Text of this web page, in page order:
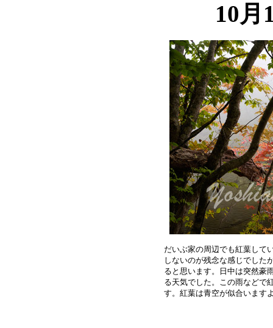
10月
だいぶ家の周辺でも紅葉して
しないのが残念な感じでした
ると思います。日中は突然豪
る天気でした。この雨などで